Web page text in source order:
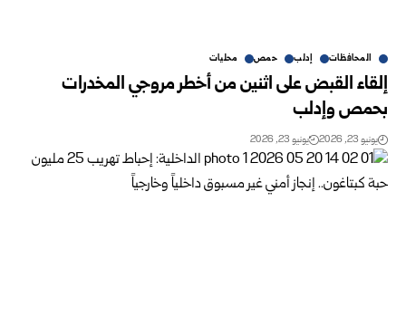
المحافظات إدلب حمص محليات
إلقاء القبض على اثنين من أخطر مروجي المخدرات
بحمص وإدلب
يونيو 23, 2026 يونيو 23, 2026